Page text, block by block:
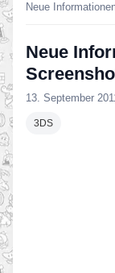
Neue
Neue
13. September
3DS